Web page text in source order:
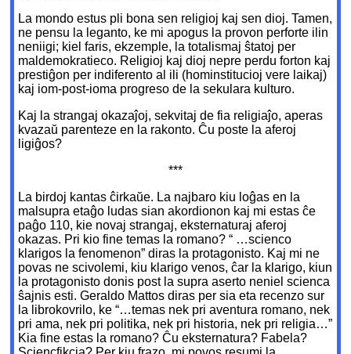
La mondo estus pli bona sen religioj kaj sen dioj. Tamen,
ne pensu la leganto, ke mi apogus la provon perforte ilin
neniigi; kiel faris, ekzemple, la totalismaj ŝtatoj per
maldemokratieco. Religioj kaj dioj nepre perdu forton kaj
prestiĝon per indiferento al ili (hominstitucioj vere laikaj)
kaj iom-post-ioma progreso de la sekulara kulturo.
Kaj la strangaj okazaĵoj, sekvitaj de fia religiaĵo, aperas
kvazaŭ parenteze en la rakonto. Ĉu poste la aferoj
ligiĝos?
***
La birdoj kantas ĉirkaŭe. La najbaro kiu loĝas en la
malsupra etaĝo ludas sian akordionon kaj mi estas ĉe
paĝo 110, kie novaj strangaj, eksternaturaj aferoj
okazas. Pri kio fine temas la romano? “ …scienco
klarigos la fenomenon” diras la protagonisto. Kaj mi ne
povas ne scivolemi, kiu klarigo venos, ĉar la klarigo, kiun
la protagonisto donis post la supra aserto neniel scienca
ŝajnis esti. Geraldo Mattos diras per sia eta recenzo sur
la librokovrilo, ke “…temas nek pri aventura romano, nek
pri ama, nek pri politika, nek pri historia, nek pri religia…”
Kia fine estas la romano? Ĉu eksternatura? Fabela?